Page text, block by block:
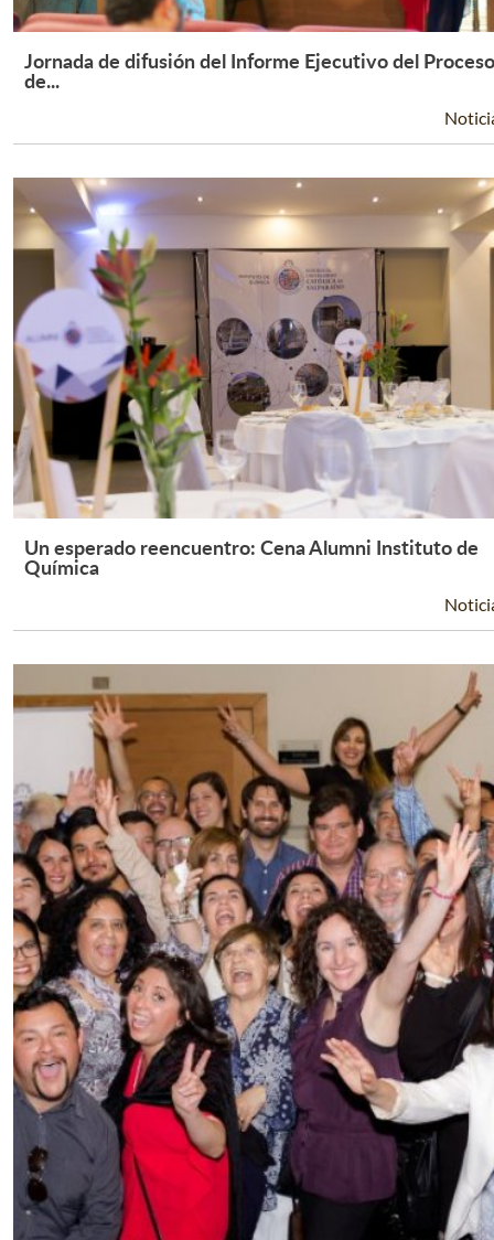
Leer Más +
Jornada de difusión del Informe Ejecutivo del Proceso
de...
Leer Más +
Un esperado reencuentro: Cena Alumni Instituto de
Química